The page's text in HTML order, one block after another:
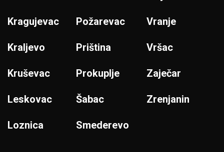
Kragujevac
Kraljevo
Kruševac
Leskovac
Loznica
Požarevac
Priština
Prokuplje
Šabac
Smederevo
Vranje
Vršac
Zaječar
Zrenjanin